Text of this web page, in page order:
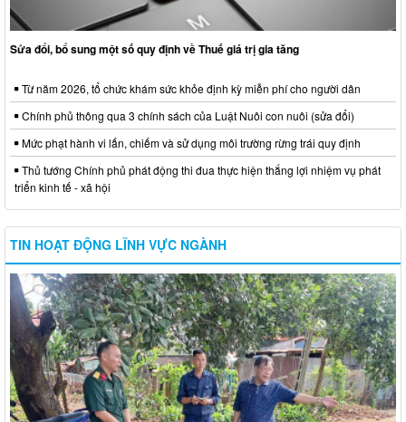
Sửa đổi, bổ sung một số quy định về Thuế giá trị gia tăng
Từ năm 2026, tổ chức khám sức khỏe định kỳ miễn phí cho người dân
Chính phủ thông qua 3 chính sách của Luật Nuôi con nuôi (sửa đổi)
Mức phạt hành vi lấn, chiếm và sử dụng môi trường rừng trái quy định
Thủ tướng Chính phủ phát động thi đua thực hiện thắng lợi nhiệm vụ phát
triển kinh tế - xã hội
TIN HOẠT ĐỘNG LĨNH VỰC NGÀNH